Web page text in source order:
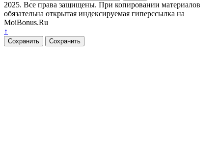
2025. Все права защищены. При копировании материалов
обязательна открытая индексируемая гиперссылка на
MoiBonus.Ru
↑